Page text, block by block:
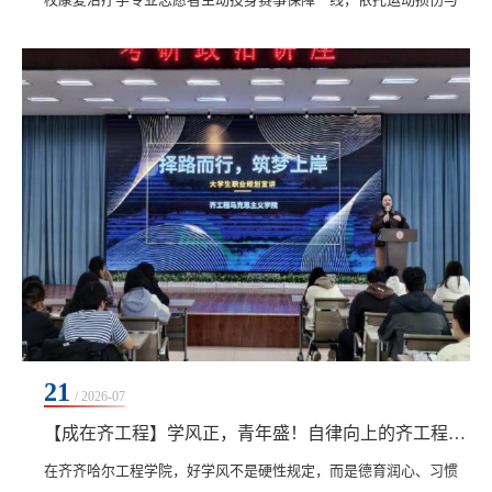
量护航省运会赛事顺利开展。拳击赛事对抗激烈、强度较高，运动
员易出现关节扭伤、肌肉拉伤等损伤，对现场康复保障工作要求严
苛。我校志愿者坚守岗位、履职尽责，赛前为运动员开展肌群激活
放松，运用肌肉贴扎技术防护腕、肘易损部位，降低损...
21 / 2026-07
【成在齐工程】学风正，青年盛！自律向上的齐工程学子
在齐齐哈尔工程学院，好学风不是硬性规定，而是德育润心、习惯